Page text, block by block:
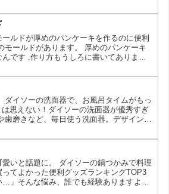
ダブルコーヒードリッパーとは ダブルコ
のドリッパーで2つのカップに同時にコー
す。底面に複数の抽出穴があり、抽出した
て流れる構造になっています。 商...
ルドが厚めのパンケーキを作るのに便利
モールドがあります。 厚めのパンケーキ
です .作り方もうしろに書いてあります.
11月1日
ダイソーの洗面器で、お風呂タイムがもっ
思えない！ダイソーの洗面器が優秀すぎ
歯磨きなど、毎日使う洗面器。デザインや
に朗報です！100円ショップのダイソー
くれる、おしゃれで機能的な洗面器がた
す。今回は、ダイソーの洗面器の魅力をた
なぜダイソーの洗面器が人気...
いと話題に。 ダイソーの鍋つかみで料理
てよかった便利グッズランキングTOP3
…」そんな悩み、誰でも経験ありますよ